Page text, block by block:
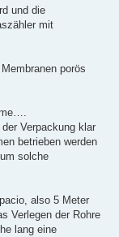
und die
mit
porös
Verpackung klar
betrieben werden
solche
also 5 Meter
Verlegen der Rohre
lang eine